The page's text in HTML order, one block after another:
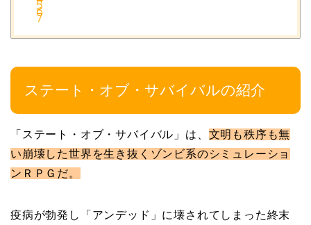
ステート・オブ・サバイバルの紹介
「ステート・オブ・サバイバル」は、 文明も秩序も無
い崩壊した世界を生き抜くゾンビ系のシミュレーショ
ンＲＰＧだ。
疫病が勃発し「アンデッド」に壊されてしまった終末